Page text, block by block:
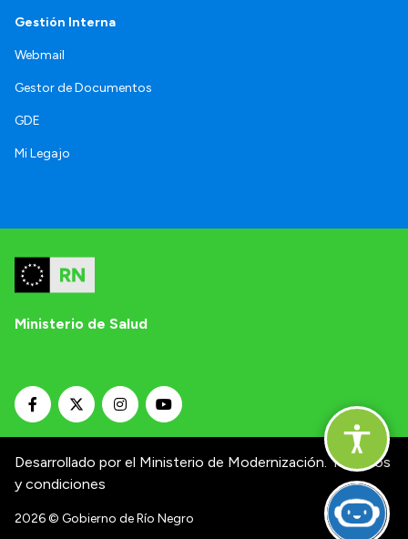
Gestión Interna
Webmail
Gestor de Documentos
GDE
Mi Legajo
Ministerio de Salud
Desarrollado por el Ministerio de Modernización. Términos
y condiciones
2026© Gobierno de Río Negro